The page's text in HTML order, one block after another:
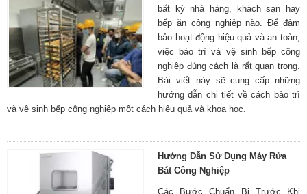
bất kỳ nhà hàng, khách sạn hay
bếp ăn công nghiệp nào. Để đảm
bảo hoạt động hiệu quả và an toàn,
việc bảo trì và vệ sinh bếp công
nghiệp đúng cách là rất quan trọng.
Bài viết này sẽ cung cấp những
hướng dẫn chi tiết về cách bảo trì
và vệ sinh bếp công nghiệp một cách hiệu quả và khoa học.
Hướng Dẫn Sử Dụng Máy Rửa
Bát Công Nghiệp
Các Bước Chuẩn Bị Trước Khi